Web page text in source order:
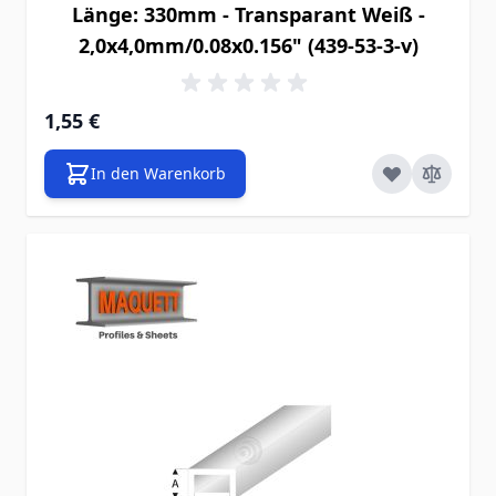
Länge: 330mm - Transparant Weiß -
2,0x4,0mm/0.08x0.156" (439-53-3-v)
1,55 €
In den Warenkorb